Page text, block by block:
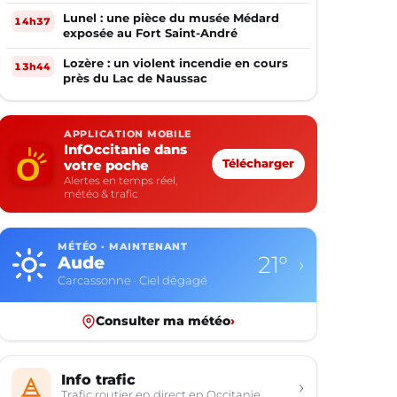
14h37
Lunel : une pièce du musée Médard
exposée au Fort Saint-André
13h44
Lozère : un violent incendie en cours
près du Lac de Naussac
APPLICATION MOBILE
InfOccitanie dans
votre poche
Alertes en temps réel,
météo & trafic
Télécharger
MÉTÉO · MAINTENANT
Aude
Carcassonne · Ciel dégagé
21° ›
Consulter ma météo›
Info trafic ›